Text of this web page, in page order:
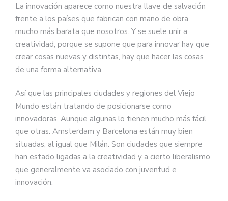
La innovación aparece como nuestra llave de salvación
frente a los países que fabrican con mano de obra
mucho más barata que nosotros. Y se suele unir a
creatividad, porque se supone que para innovar hay que
crear cosas nuevas y distintas, hay que hacer las cosas
de una forma alternativa.
Así que las principales ciudades y regiones del Viejo
Mundo están tratando de posicionarse como
innovadoras. Aunque algunas lo tienen mucho más fácil
que otras. Amsterdam y Barcelona están muy bien
situadas, al igual que Milán. Son ciudades que siempre
han estado ligadas a la creatividad y a cierto liberalismo
que generalmente va asociado con juventud e
innovación.